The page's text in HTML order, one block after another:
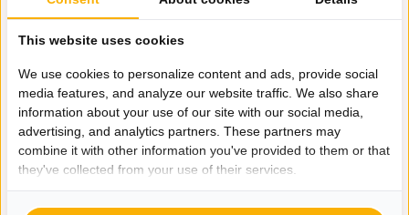
This website uses cookies
We use cookies to personalize content and ads, provide social
media features, and analyze our website traffic. We also share
information about your use of our site with our social media,
advertising, and analytics partners. These partners may
combine it with other information you've provided to them or that
they've collected from your use of their services.